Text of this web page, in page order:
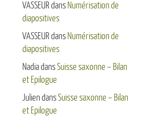
VASSEUR dans Numérisation de
diapositives
VASSEUR dans Numérisation de
diapositives
NadiadansSuisse saxonne – Bilan
et Epilogue
Julien dansSuisse saxonne – Bilan
et Epilogue